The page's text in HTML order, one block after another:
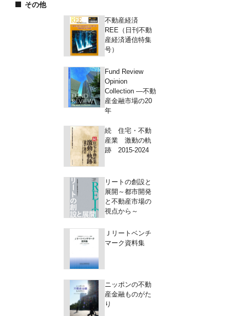
その他
不動産経済
REE（日刊不動
産経済通信特集
号）
Fund Review
Opinion
Collection ―不動
産金融市場の20
年
続 住宅・不動
産業 激動の軌
跡 2015-2024
リートの創設と
展開～都市開発
と不動産市場の
視点から～
Ｊリートベンチ
マーク資料集
ニッポンの不動
産金融ものがた
り